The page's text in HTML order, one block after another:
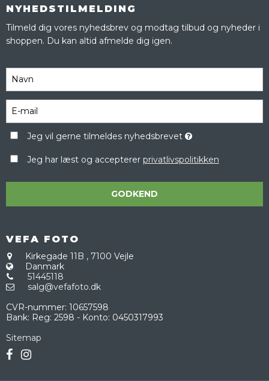
NYHEDSTILMELDING
Tilmeld dig vores nyhedsbrev og modtag tilbud og nyheder i
shoppen. Du kan altid afmelde dig igen.
Jeg vil gerne tilmeldes nyhedsbrevet
Jeg har læst og accepterer privatlivspolitikken
GODKEND
VEFA FOTO
Kirkegade 11B , 7100 Vejle
Danmark
51445118
salg@vefafoto.dk
CVR-nummer: 10657598
Bank: Reg: 2598 - Konto: 0450317993
Sitemap